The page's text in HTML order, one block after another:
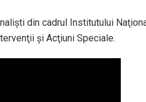
din cadrul Institutului
şi Acţiuni Speciale.